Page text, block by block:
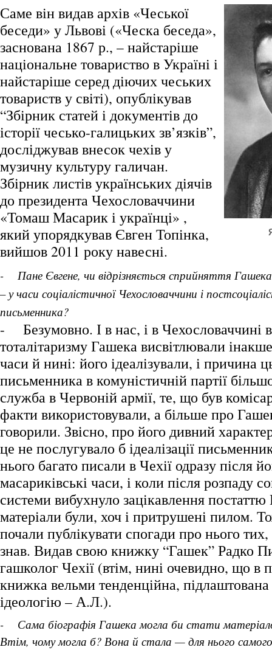
Саме він видав архів «Чеської
беседи» у Львові («Ческа беседа»,
заснована 1867 р., – найстаріше
національне товариство в Україні і
найстаріше серед діючих чеських
товариств у світі), опублікував
“Збірник статей і документів до
історії чесько-галицьких зв’язків”,
досліджував внесок чехів у
музичну культуру галичан.
Збірник листів українських діячів
до президента Чехословаччини
«Томаш Масарик і українці» ,
який упорядкував Євген Топінка,
вийшов 2011 року навесні.
- Пане Євгене, чи відрізняється сприйняття Гашека
– у часи соціалістичної Чехословаччини і
письменника?
- Безумовно. І в нас, і в Чехословаччині
тоталітаризму Гашека висвітлювали
часи й нині: його ідеалізували, і причина
письменника в комуністичній партії
служба в Червоній армії, те, що був
факти використовували, а більше про
говорили. Звісно, про його дивний
це не послугувало б ідеалізації
нього багато писали в Чехії одразу після
масариківські часи, і коли після розпаду
системи вибухнуло зацікавлення
матеріали були, хоч і притрушені пилом.
почали публікувати спогади про нього
знав. Видав свою книжку “Гашек” Радко
гашколог Чехії (втім, нині очевидно, що в
книжка вельми тенденційна,
ідеологію – А.Л.).
- Сама біографія Гашека могла би стати
Втім, чому могла б? Вона й стала — для нього